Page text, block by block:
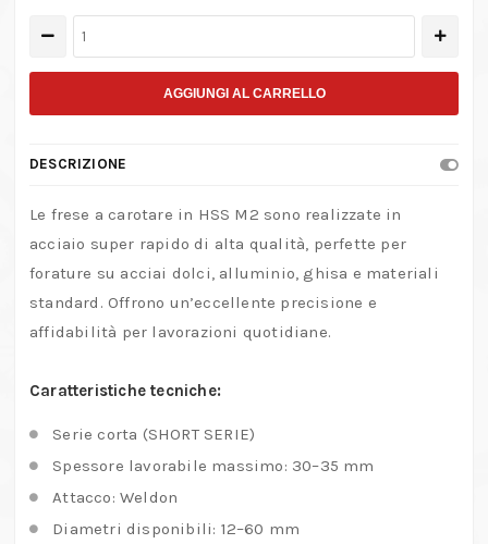
HSS
–
60
quantità
AGGIUNGI AL CARRELLO
DESCRIZIONE
Le frese a carotare in HSS M2 sono realizzate in
acciaio super rapido di alta qualità, perfette per
forature su acciai dolci, alluminio, ghisa e materiali
standard. Offrono un’eccellente precisione e
affidabilità per lavorazioni quotidiane.
Caratteristiche tecniche:
Serie corta (SHORT SERIE)
Spessore lavorabile massimo: 30–35 mm
Attacco: Weldon
Diametri disponibili: 12–60 mm